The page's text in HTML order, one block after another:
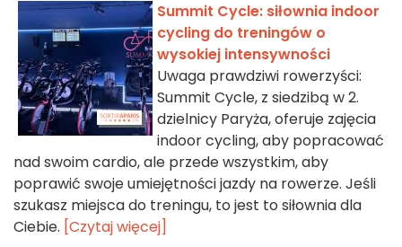
Summit Cycle: siłownia indoor
cycling do treningów o
wysokiej intensywności
Uwaga prawdziwi rowerzyści:
Summit Cycle, z siedzibą w 2.
dzielnicy Paryża, oferuje zajęcia
indoor cycling, aby popracować
nad swoim cardio, ale przede wszystkim, aby
poprawić swoje umiejętności jazdy na rowerze. Jeśli
szukasz miejsca do treningu, to jest to siłownia dla
Ciebie. [Czytaj więcej]